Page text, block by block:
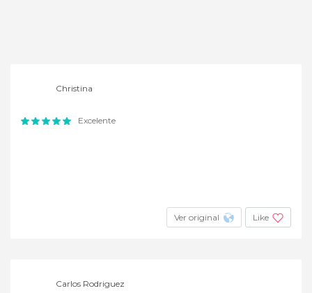
Christina
Excelente
Ver original Like
Carlos Rodriguez